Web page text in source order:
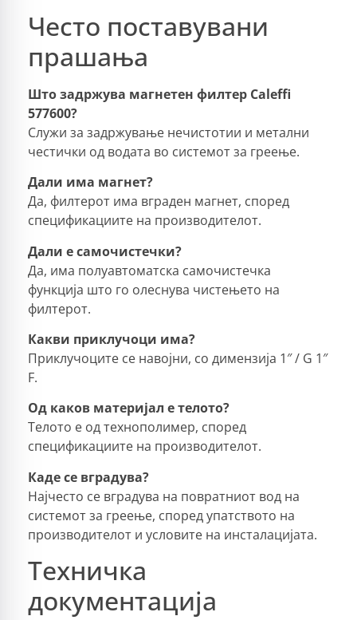
Често поставувани
прашања
Што задржува магнетен филтер Caleffi
577600?
Служи за задржување нечистотии и метални
честички од водата во системот за греење.
Дали има магнет?
Да, филтерот има вграден магнет, според
спецификациите на производителот.
Дали е самочистечки?
Да, има полуавтоматска самочистечка
функција што го олеснува чистењето на
филтерот.
Какви приклучоци има?
Приклучоците се навојни, со димензија 1″ / G 1″
F.
Од каков материјал е телото?
Телото е од технополимер, според
спецификациите на производителот.
Каде се вградува?
Најчесто се вградува на повратниот вод на
системот за греење, според упатството на
производителот и условите на инсталацијата.
Техничка
документација